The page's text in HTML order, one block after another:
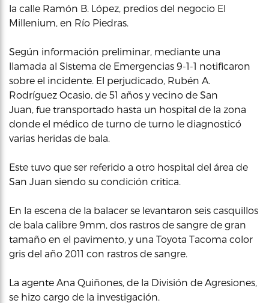
la calle Ramón B. López, predios del negocio El
Millenium, en Río Piedras.
Según información preliminar, mediante una
llamada al Sistema de Emergencias 9-1-1 notificaron
sobre el incidente. El perjudicado, Rubén A.
Rodríguez Ocasio, de 51 años y vecino de San
Juan, fue transportado hasta un hospital de la zona
donde el médico de turno de turno le diagnosticó
varias heridas de bala.
Este tuvo que ser referido a otro hospital del área de
San Juan siendo su condición critica.
En la escena de la balacer se levantaron seis casquillos
de bala calibre 9mm, dos rastros de sangre de gran
tamaño en el pavimento, y una Toyota Tacoma color
gris del año 2011 con rastros de sangre.
La agente Ana Quiñones, de la División de Agresiones,
se hizo cargo de la investigación.